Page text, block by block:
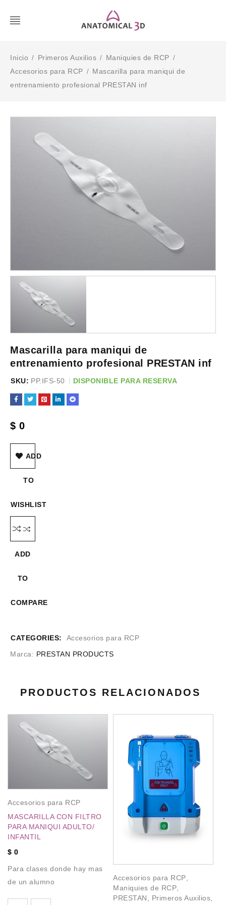
Inicio / Primeros Auxilios / Maniquies de RCP /
Accesorios para RCP / Mascarilla para maniqui de
entrenamiento profesional PRESTAN inf
Mascarilla para maniqui de
entrenamiento profesional PRESTAN inf
SKU: PP.IFS-50 DISPONIBLE PARA RESERVA
$ 0
ADD
TO
WISHLIST
ADD
TO
COMPARE
CATEGORIES:
Accesorios para RCP
Marca: PRESTAN PRODUCTS
PRODUCTOS RELACIONADOS
Accesorios para RCP
MASCARILLA CON FILTRO
PARA MANIQUI ADULTO/
INFANTIL
$ 0
Para clases donde hay mas
de un alumno
Accesorios para RCP
Maniquies de RCP
PRESTAN
Primeros Auxilios